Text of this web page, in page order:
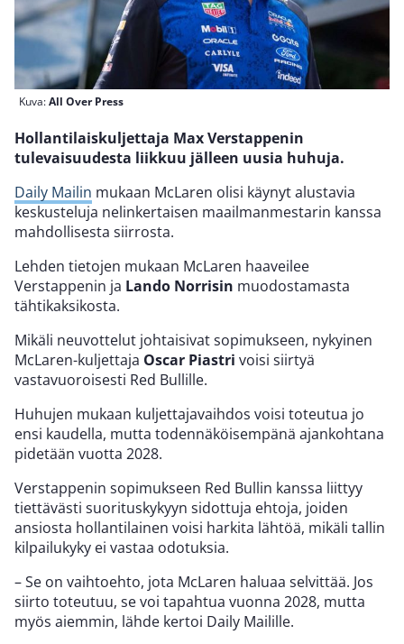
Kuva:All Over Press
Hollantilaiskuljettaja Max Verstappenin
tulevaisuudesta liikkuu jälleen uusia huhuja.
Daily Mailin mukaan McLaren olisi käynyt alustavia
keskusteluja nelinkertaisen maailmanmestarin kanssa
mahdollisesta siirrosta.
Lehden tietojen mukaan McLaren haaveilee
Verstappenin ja Lando Norrisin muodostamasta
tähtikaksikosta.
Mikäli neuvottelut johtaisivat sopimukseen, nykyinen
McLaren-kuljettaja Oscar Piastri voisi siirtyä
vastavuoroisesti Red Bullille.
Huhujen mukaan kuljettajavaihdos voisi toteutua jo
ensi kaudella, mutta todennäköisempänä ajankohtana
pidetään vuotta 2028.
Verstappenin sopimukseen Red Bullin kanssa liittyy
tiettävästi suorituskykyyn sidottuja ehtoja, joiden
ansiosta hollantilainen voisi harkita lähtöä, mikäli tallin
kilpailukyky ei vastaa odotuksia.
– Se on vaihtoehto, jota McLaren haluaa selvittää. Jos
siirto toteutuu, se voi tapahtua vuonna 2028, mutta
myös aiemmin, lähde kertoi Daily Mailille.